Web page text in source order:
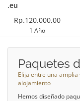
.eu
Rp.120.000,00
1 Año
Paquetes
Elija entre una
alojamiento
Hemos diseñado